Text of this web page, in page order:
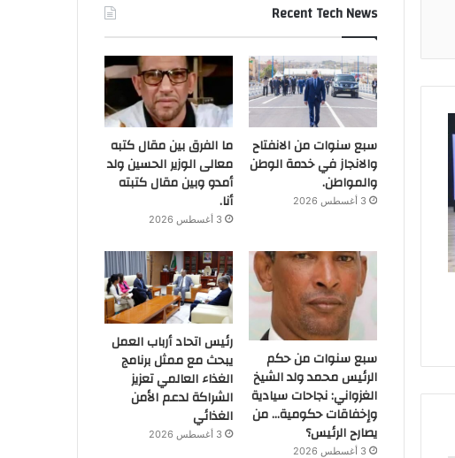
Recent Tech News
سبع سنوات من الانفتاح
والانجاز في خدمة الوطن
والمواطن.
3 أغسطس 2026
ما الفرق بين مقال كتبه
معالى الوزير الحسين ولد
أمدو وبين مقال كتبته
أنا.
3 أغسطس 2026
سبع سنوات من حكم
الرئيس محمد ولد الشيخ
الغزواني: نجاحات سيادية
وإخفاقات حكومية… من
يصارح الرئيس؟
3 أغسطس 2026
رئيس اتحاد أرباب العمل
يبحث مع ممثل برنامج
الغذاء العالمي تعزيز
الشراكة لدعم الأمن
الغذائي
3 أغسطس 2026